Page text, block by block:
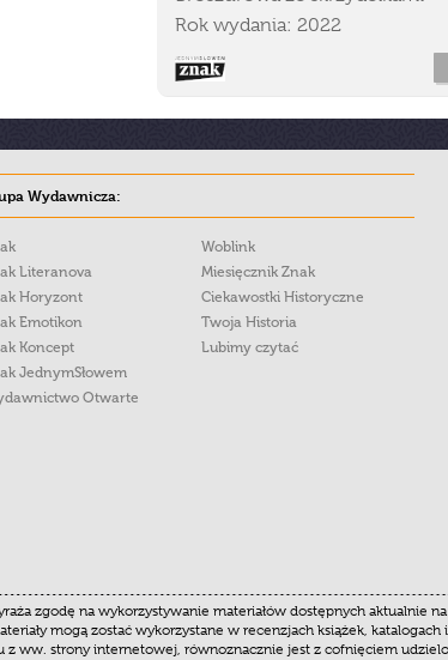
Rok wydania: 2022
Wydawnicza:
Literanova
Horyzont
Emotikon
Koncept
JednymSłowem
Otwarte
Woblink
Miesięcznik Znak
Ciekawostki Historyczne
Twoja Historia
Lubimy czytać
zgodę na wykorzystywanie materiałów dostępnych aktualnie
mogą zostać wykorzystane w recenzjach książek,
z ww. strony internetowej, równoznacznie jest z cofnięciem